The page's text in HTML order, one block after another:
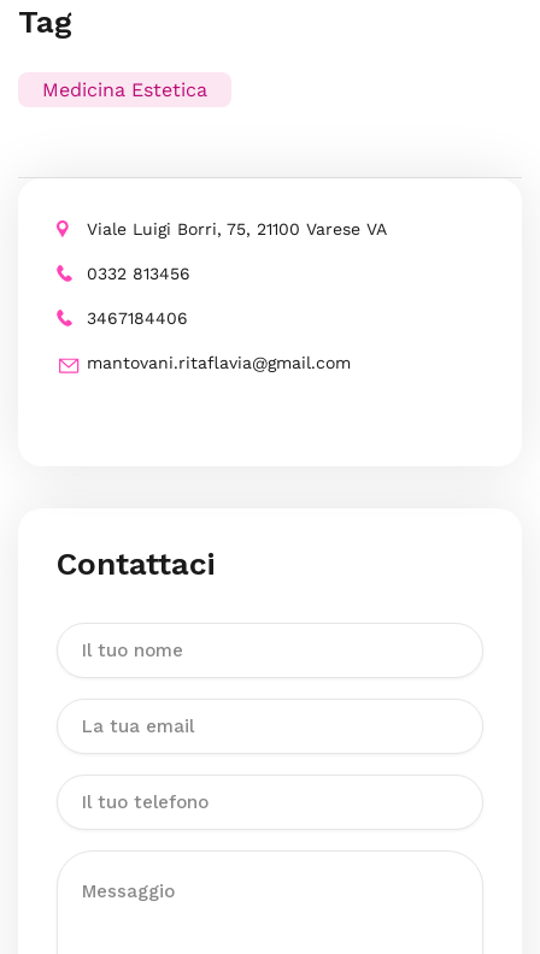
Tag
Medicina Estetica
Viale Luigi Borri, 75, 21100 Varese VA
0332 813456
3467184406
mantovani.ritaflavia@gmail.com
Contattaci